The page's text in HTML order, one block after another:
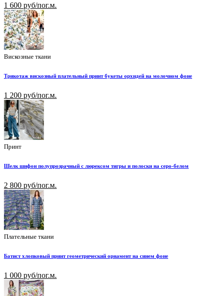
1 600 руб/пог.м.
Вискозные ткани
Трикотаж вискозный плательный принт букеты орхидей на молочном фоне
1 200 руб/пог.м.
Принт
Шелк шифон полупрозрачный с люрексом тигры и полоски на серо-белом
2 800 руб/пог.м.
Плательные ткани
Батист хлопковый принт геометрический орнамент на синем фоне
1 000 руб/пог.м.